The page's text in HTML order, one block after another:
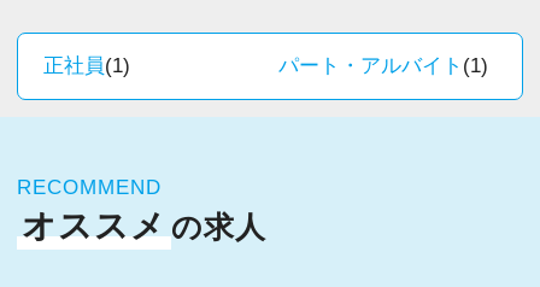
・税務経験を活かして成長したい方
・キャリアアップ志向のある方
・資産税など専門性を高めたい方
・将来的にマネジメントに関わりたい方
新しいチャレンジが沢山ありますので、飽きる
個人事務所ならではの自由な雰囲気で、気負い
なく業務に向かっています。
正社員(1) パート・アルバイト (1)
RECOMMEND
オススメ の求人